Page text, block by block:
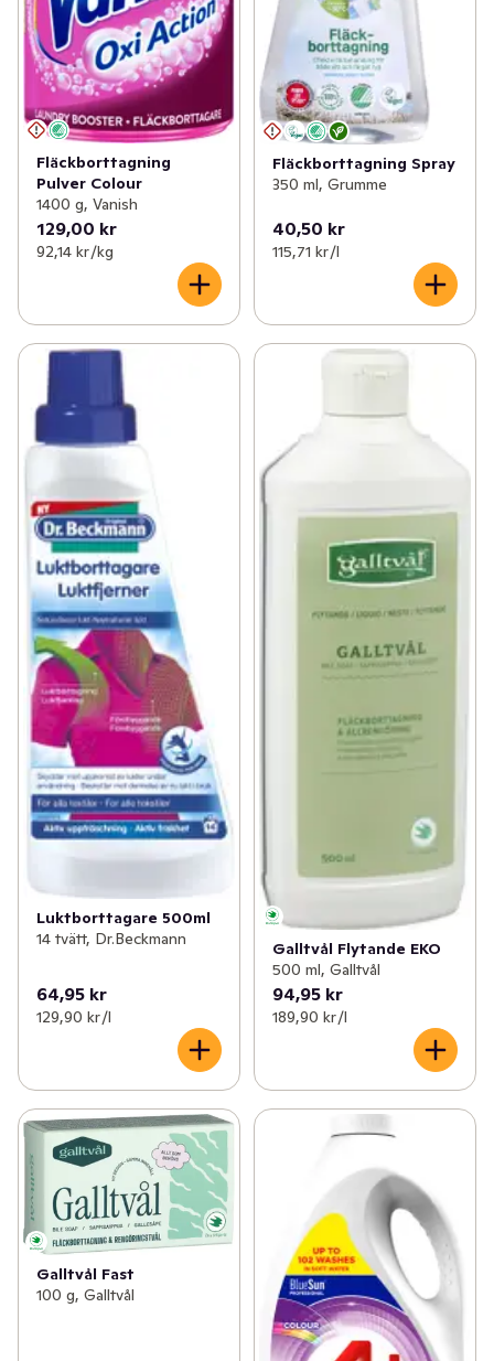
Fläckborttagning
Pulver Colour
1400 g, Vanish
129,00 kr
92,14 kr /kg
Fläckborttagning Spray
350 ml, Grumme
40,50 kr
115,71 kr /l
Luktborttagare 500ml
14 tvätt, Dr.Beckmann
64,95 kr
129,90 kr /l
Galltvål Flytande EKO
500 ml, Galltvål
94,95 kr
189,90 kr /l
Galltvål Fast
100 g, Galltvål